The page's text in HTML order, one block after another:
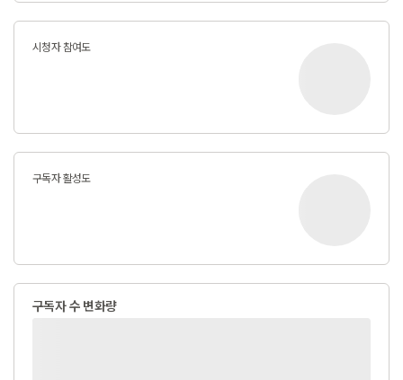
시청자 참여도
구독자 활성도
구독자 수 변화량